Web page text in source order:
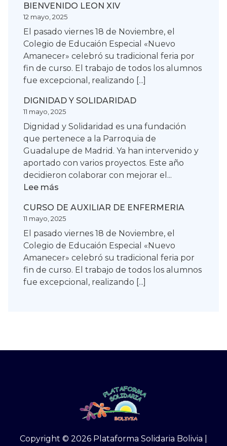
BIENVENIDO LEON XIV
12 mayo, 2025
El pasado viernes 18 de Noviembre, el
Colegio de Educaión Especial «Nuevo
Amanecer» celebró su tradicional feria por
fin de curso. El trabajo de todos los alumnos
fue excepcional, realizando [...]
DIGNIDAD Y SOLIDARIDAD
11 mayo, 2025
Dignidad y Solidaridad es una fundación
que pertenece a la Parroquia de
Guadalupe de Madrid. Ya han intervenido y
aportado con varios proyectos. Este año
decidieron colaborar con mejorar el...
Lee más
Y
SOLIDARIDAD
CURSO DE AUXILIAR DE ENFERMERIA
11 mayo, 2025
El pasado viernes 18 de Noviembre, el
Colegio de Educaión Especial «Nuevo
Amanecer» celebró su tradicional feria por
fin de curso. El trabajo de todos los alumnos
fue excepcional, realizando [...]
Copyright © 2026 Plataforma Solidaria Bolivia |